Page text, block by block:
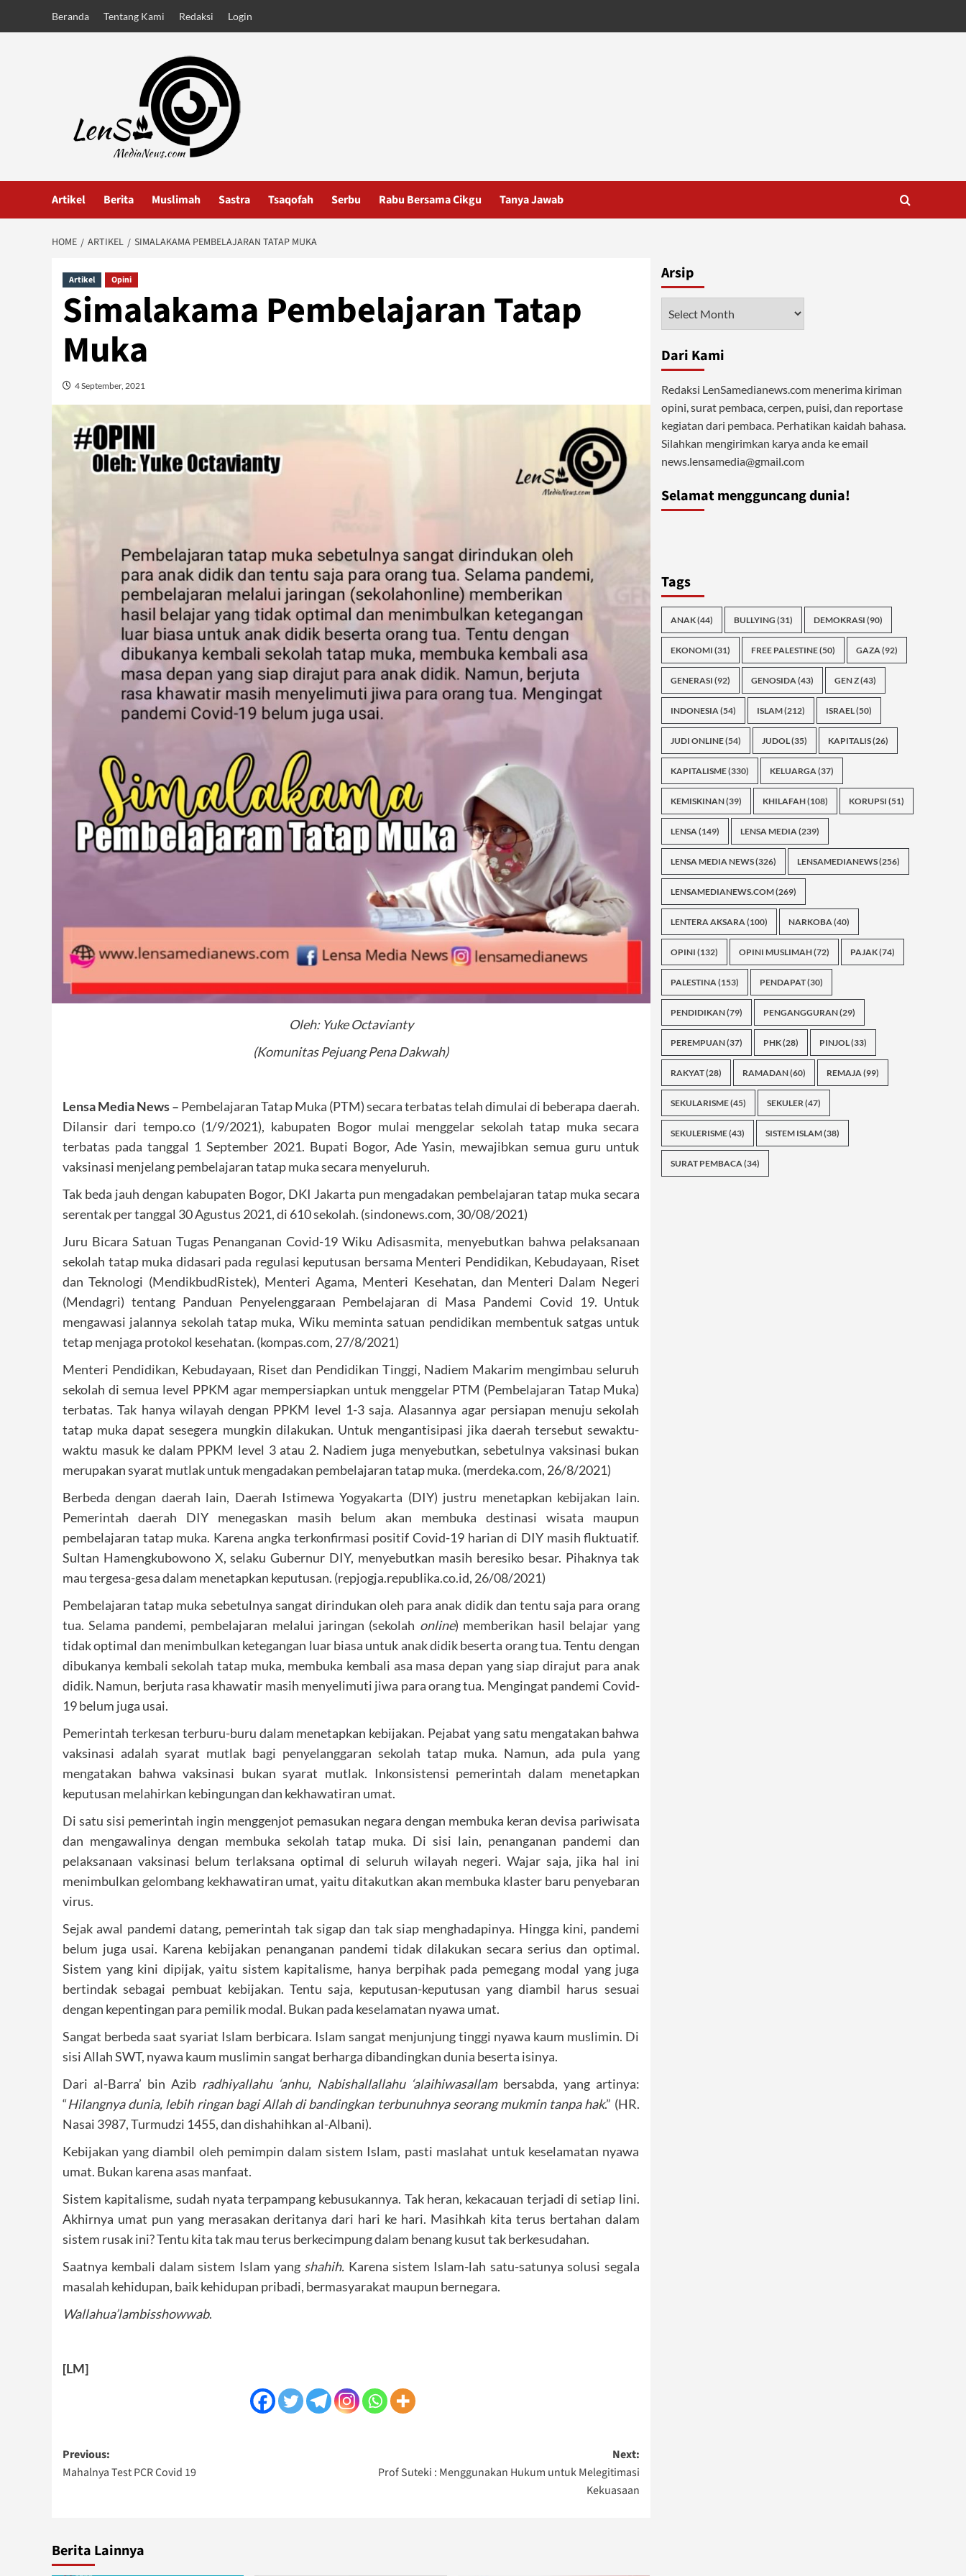
Beranda Tentang Kami Redaksi Login
Artikel Berita Muslimah Sastra Tsaqofah Serbu Rabu Bersama Cikgu Tanya Jawab
HOME ARTIKEL SIMALAKAMA PEMBELAJARAN TATAP MUKA
Artikel Opini
Simalakama Pembelajaran Tatap
Muka
4 September, 2021
Oleh: Yuke Octavianty
(Komunitas Pejuang Pena Dakwah)
Lensa Media News – Pembelajaran Tatap Muka (PTM) secara terbatas telah dimulai di beberapa daerah.
Dilansir dari tempo.co (1/9/2021), kabupaten Bogor mulai menggelar sekolah tatap muka secara
terbatas pada tanggal 1 September 2021. Bupati Bogor, Ade Yasin, mewajibkan semua guru untuk
vaksinasi menjelang pembelajaran tatap muka secara menyeluruh.
Tak beda jauh dengan kabupaten Bogor, DKI Jakarta pun mengadakan pembelajaran tatap muka secara
serentak per tanggal 30 Agustus 2021, di 610 sekolah. (sindonews.com, 30/08/2021)
Juru Bicara Satuan Tugas Penanganan Covid-19 Wiku Adisasmita, menyebutkan bahwa pelaksanaan
sekolah tatap muka didasari pada regulasi keputusan bersama Menteri Pendidikan, Kebudayaan, Riset
dan Teknologi (MendikbudRistek), Menteri Agama, Menteri Kesehatan, dan Menteri Dalam Negeri
(Mendagri) tentang Panduan Penyelenggaraan Pembelajaran di Masa Pandemi Covid 19. Untuk
mengawasi jalannya sekolah tatap muka, Wiku meminta satuan pendidikan membentuk satgas untuk
tetap menjaga protokol kesehatan. (kompas.com, 27/8/2021)
Menteri Pendidikan, Kebudayaan, Riset dan Pendidikan Tinggi, Nadiem Makarim mengimbau seluruh
sekolah di semua level PPKM agar mempersiapkan untuk menggelar PTM (Pembelajaran Tatap Muka)
terbatas. Tak hanya wilayah dengan PPKM level 1-3 saja. Alasannya agar persiapan menuju sekolah
tatap muka dapat sesegera mungkin dilakukan. Untuk mengantisipasi jika daerah tersebut sewaktu-
waktu masuk ke dalam PPKM level 3 atau 2. Nadiem juga menyebutkan, sebetulnya vaksinasi bukan
merupakan syarat mutlak untuk mengadakan pembelajaran tatap muka. (merdeka.com, 26/8/2021)
Berbeda dengan daerah lain, Daerah Istimewa Yogyakarta (DIY) justru menetapkan kebijakan lain.
Pemerintah daerah DIY menegaskan masih belum akan membuka destinasi wisata maupun
pembelajaran tatap muka. Karena angka terkonfirmasi positif Covid-19 harian di DIY masih fluktuatif.
Sultan Hamengkubowono X, selaku Gubernur DIY, menyebutkan masih beresiko besar. Pihaknya tak
mau tergesa-gesa dalam menetapkan keputusan. (repjogja.republika.co.id, 26/08/2021)
Pembelajaran tatap muka sebetulnya sangat dirindukan oleh para anak didik dan tentu saja para orang
tua. Selama pandemi, pembelajaran melalui jaringan (sekolah online) memberikan hasil belajar yang
tidak optimal dan menimbulkan ketegangan luar biasa untuk anak didik beserta orang tua. Tentu dengan
dibukanya kembali sekolah tatap muka, membuka kembali asa masa depan yang siap dirajut para anak
didik. Namun, berjuta rasa khawatir masih menyelimuti jiwa para orang tua. Mengingat pandemi Covid-
19 belum juga usai.
Pemerintah terkesan terburu-buru dalam menetapkan kebijakan. Pejabat yang satu mengatakan bahwa
vaksinasi adalah syarat mutlak bagi penyelanggaran sekolah tatap muka. Namun, ada pula yang
mengatakan bahwa vaksinasi bukan syarat mutlak. Inkonsistensi pemerintah dalam menetapkan
keputusan melahirkan kebingungan dan kekhawatiran umat.
Di satu sisi pemerintah ingin menggenjot pemasukan negara dengan membuka keran devisa pariwisata
dan mengawalinya dengan membuka sekolah tatap muka. Di sisi lain, penanganan pandemi dan
pelaksanaan vaksinasi belum terlaksana optimal di seluruh wilayah negeri. Wajar saja, jika hal ini
menimbulkan gelombang kekhawatiran umat, yaitu ditakutkan akan membuka klaster baru penyebaran
virus.
Sejak awal pandemi datang, pemerintah tak sigap dan tak siap menghadapinya. Hingga kini, pandemi
belum juga usai. Karena kebijakan penanganan pandemi tidak dilakukan secara serius dan optimal.
Sistem yang kini dipijak, yaitu sistem kapitalisme, hanya berpihak pada pemegang modal yang juga
bertindak sebagai pembuat kebijakan. Tentu saja, keputusan-keputusan yang diambil harus sesuai
dengan kepentingan para pemilik modal. Bukan pada keselamatan nyawa umat.
Sangat berbeda saat syariat Islam berbicara. Islam sangat menjunjung tinggi nyawa kaum muslimin. Di
sisi Allah SWT, nyawa kaum muslimin sangat berharga dibandingkan dunia beserta isinya.
Dari al-Barra’ bin Azib radhiyallahu ‘anhu, Nabishallallahu ‘alaihiwasallambersabda, yang artinya:
“Hilangnya dunia, lebih ringan bagi Allah di bandingkan terbunuhnya seorang mukmin tanpa hak.” (HR.
Nasai 3987, Turmudzi 1455, dan dishahihkan al-Albani).
Kebijakan yang diambil oleh pemimpin dalam sistem Islam, pasti maslahat untuk keselamatan nyawa
umat. Bukan karena asas manfaat.
Sistem kapitalisme, sudah nyata terpampang kebusukannya. Tak heran, kekacauan terjadi di setiap lini.
Akhirnya umat pun yang merasakan deritanya dari hari ke hari. Masihkah kita terus bertahan dalam
sistem rusak ini? Tentu kita tak mau terus berkecimpung dalam benang kusut tak berkesudahan.
Saatnya kembali dalam sistem Islam yang shahih. Karena sistem Islam-lah satu-satunya solusi segala
masalah kehidupan, baik kehidupan pribadi, bermasyarakat maupun bernegara.
Wallahua’lambisshowwab.
[LM]
Post
navigation
Previous:
Mahalnya Test PCR Covid 19
Next:
Prof Suteki : Menggunakan Hukum untuk Melegitimasi
Kekuasaan
Berita Lainnya
Arsip
Dari Kami
Redaksi LenSamedianews.com menerima kiriman
opini, surat pembaca, cerpen, puisi, dan reportase
kegiatan dari pembaca. Perhatikan kaidah bahasa.
Silahkan mengirimkan karya anda ke email
news.lensamedia@gmail.com
Selamat mengguncang dunia!
Tags
ANAK(44) BULLYING (31) DEMOKRASI (90)
EKONOMI (31) FREE PALESTINE(50) GAZA(92)
GENERASI (92) GENOSIDA(43) GEN Z(43)
INDONESIA(54) ISLAM(212) ISRAEL(50)
JUDI ONLINE(54) JUDOL(35) KAPITALIS(26)
KAPITALISME(330) KELUARGA(37)
KEMISKINAN(39) KHILAFAH(108) KORUPSI (51)
LENSA(149) LENSA MEDIA(239)
LENSA MEDIA NEWS(326) LENSAMEDIANEWS(256)
LENSAMEDIANEWS.COM(269)
LENTERA AKSARA(100) NARKOBA(40)
OPINI (132) OPINI MUSLIMAH(72) PAJAK(74)
PALESTINA(153) PENDAPAT(30)
PENDIDIKAN(79) PENGANGGURAN(29)
PEREMPUAN(37) PHK(28) PINJOL(33)
RAKYAT(28) RAMADAN(60) REMAJA(99)
SEKULARISME(45) SEKULER(47)
SEKULERISME(43) SISTEM ISLAM(38)
SURAT PEMBACA(34)